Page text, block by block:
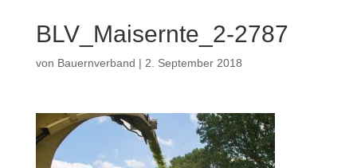
BLV_Maisernte_2-2787
von Bauernverband | 2. September 2018